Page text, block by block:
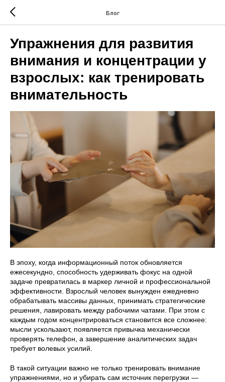
Блог
Упражнения для развития
внимания и концентрации у
взрослых: как тренировать
внимательность
В эпоху, когда информационный поток обновляется
ежесекундно, способность удерживать фокус на одной
задаче превратилась в маркер личной и профессиональной
эффективности. Взрослый человек вынужден ежедневно
обрабатывать массивы данных, принимать стратегические
решения, лавировать между рабочими чатами. При этом с
каждым годом концентрироваться становится все сложнее:
мысли ускользают, появляется привычка механически
проверять телефон, а завершение аналитических задач
требует волевых усилий.
В такой ситуации важно не только тренировать внимание
упражнениями, но и убирать сам источник перегрузки —